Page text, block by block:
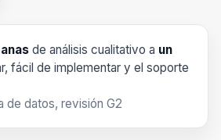
de análisis cualitativo a un
fácil de implementar y el soporte
de datos, revisión G2